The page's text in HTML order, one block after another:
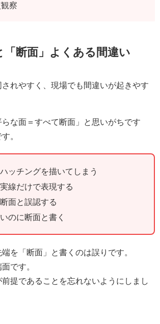
察
「断面」よくある間違い
れやすく、現場でも間違いが起きやす
な面＝すべて断面」と思いがちです
。
ッチングを描いてしまう
線だけで表現する
面と誤認する
のに断面と書く
を「断面」と書くのは誤りです。
です。
提であることを忘れないようにしまし